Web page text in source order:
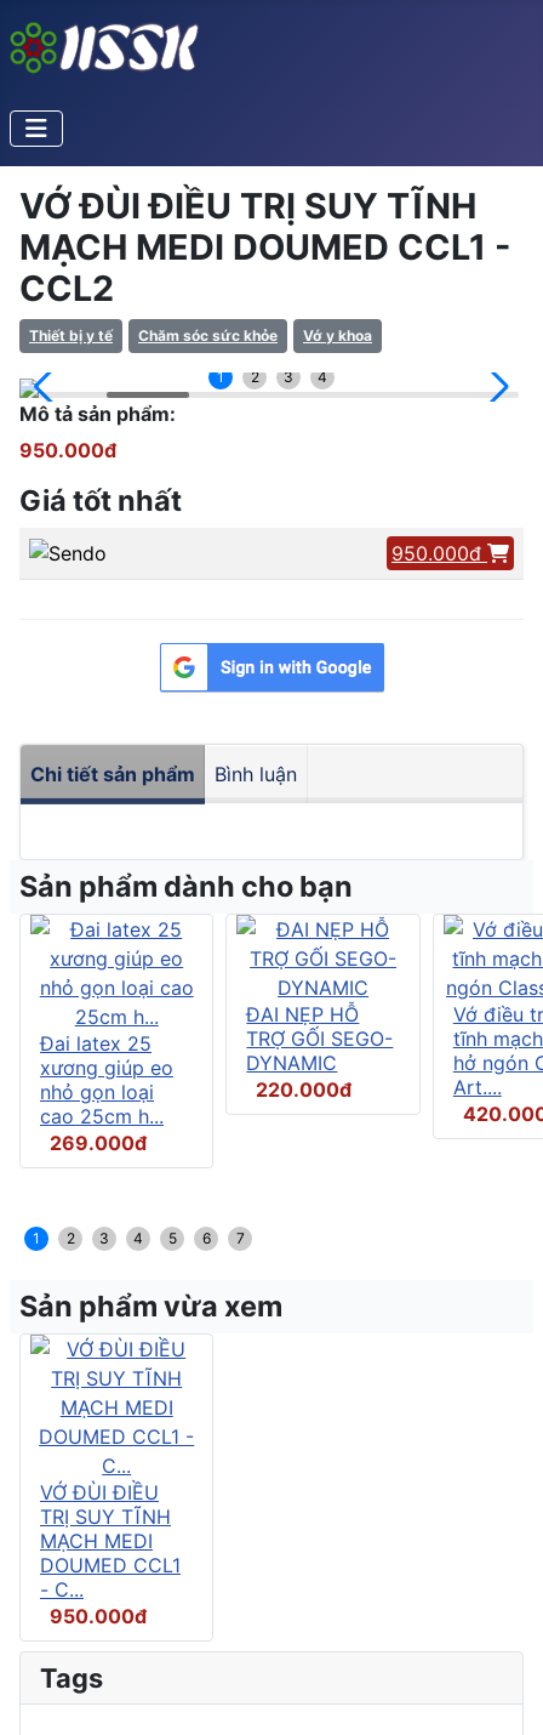
VỚ ĐÙI ĐIỀU TRỊ SUY TĨNH
MẠCH MEDI DOUMED CCL1 -
CCL2
Thiết bị y tế Chăm sóc sức khỏe Vớ y khoa
1 2 3 4
Mô tả sản phẩm:
950.000đ
Giá tốt nhất
950.000đ
Chi tiết sản phẩm Bình luận
Sản phẩm dành cho bạn
Đai latex 25
xương giúp eo
nhỏ gọn loại
cao 25cm h...
269.000đ
ĐAI NẸP HỖ
TRỢ GỐI SEGO-
DYNAMIC
220.000đ
Vớ điều
tĩnh
hở ngón
Art....
1 2 3 4 5 6 7
Sản phẩm vừa xem
VỚ ĐÙI ĐIỀU
TRỊ SUY TĨNH
MẠCH MEDI
DOUMED CCL1
- C...
950.000đ
Tags